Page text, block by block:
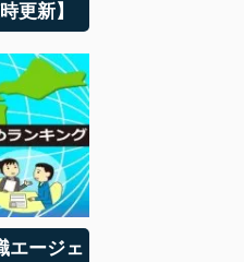
更新】
エージェ